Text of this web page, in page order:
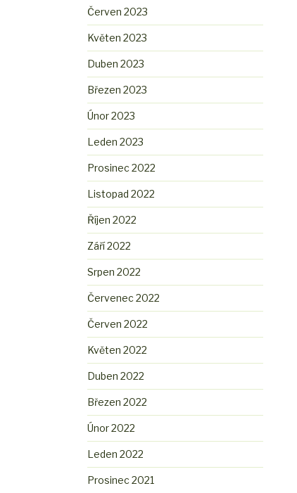
Červen 2023
Květen 2023
Duben 2023
Březen 2023
Únor 2023
Leden 2023
Prosinec 2022
Listopad 2022
Říjen 2022
Září 2022
Srpen 2022
Červenec 2022
Červen 2022
Květen 2022
Duben 2022
Březen 2022
Únor 2022
Leden 2022
Prosinec 2021